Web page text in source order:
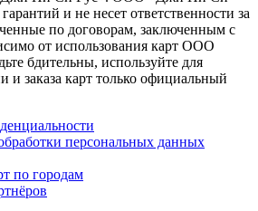
и не несет ответственности за
по договорам, заключенным с
от использования карт ООО
бдительны, используйте для
и заказа карт только официальный
персональных данных
по городам